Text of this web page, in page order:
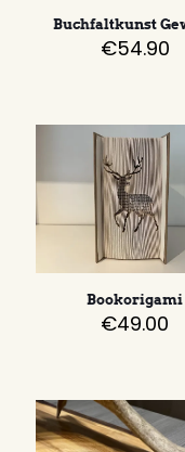
Buchfaltkunst
€54.90
Bookorigami
€49.00